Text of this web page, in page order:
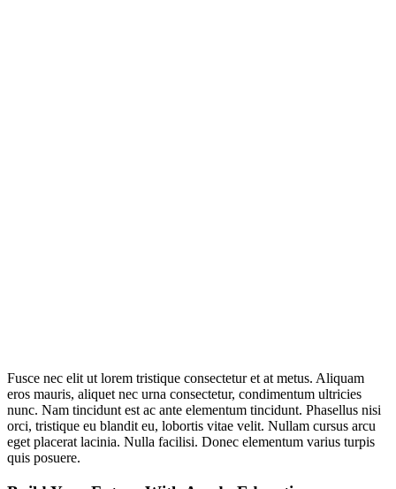
Fusce nec elit ut lorem tristique consectetur et at metus. Aliquam
eros mauris, aliquet nec urna consectetur, condimentum ultricies
nunc. Nam tincidunt est ac ante elementum tincidunt. Phasellus nisi
orci, tristique eu blandit eu, lobortis vitae velit. Nullam cursus arcu
eget placerat lacinia. Nulla facilisi. Donec elementum varius turpis
quis posuere.